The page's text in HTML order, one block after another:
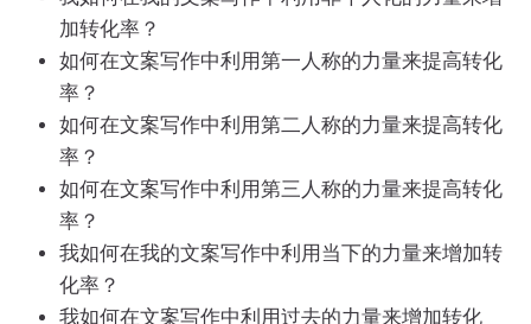
加转化率？
如何在文案写作中利用第一人称的力量来提高转化
率？
如何在文案写作中利用第二人称的力量来提高转化
率？
如何在文案写作中利用第三人称的力量来提高转化
率？
我如何在我的文案写作中利用当下的力量来增加转
化率？
我如何在文案写作中利用过去的力量来增加转化